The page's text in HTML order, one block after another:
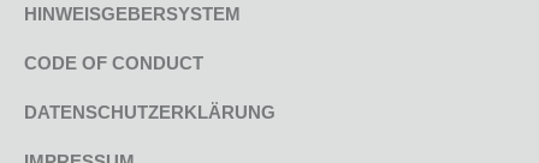
HINWEISGEBERSYSTEM
CODE OF CONDUCT
DATENSCHUTZERKLÄRUNG